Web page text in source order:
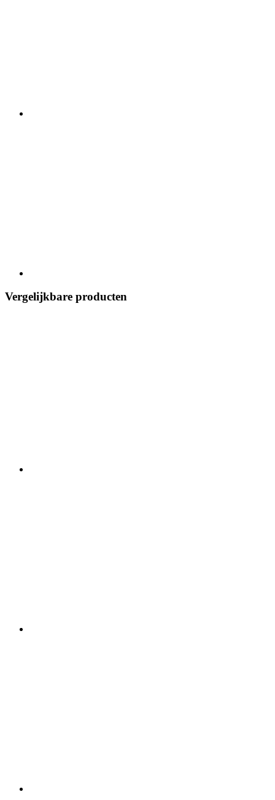
Vergelijkbare producten